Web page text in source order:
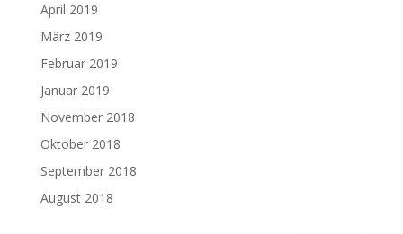
April 2019
März 2019
Februar 2019
Januar 2019
November 2018
Oktober 2018
September 2018
August 2018